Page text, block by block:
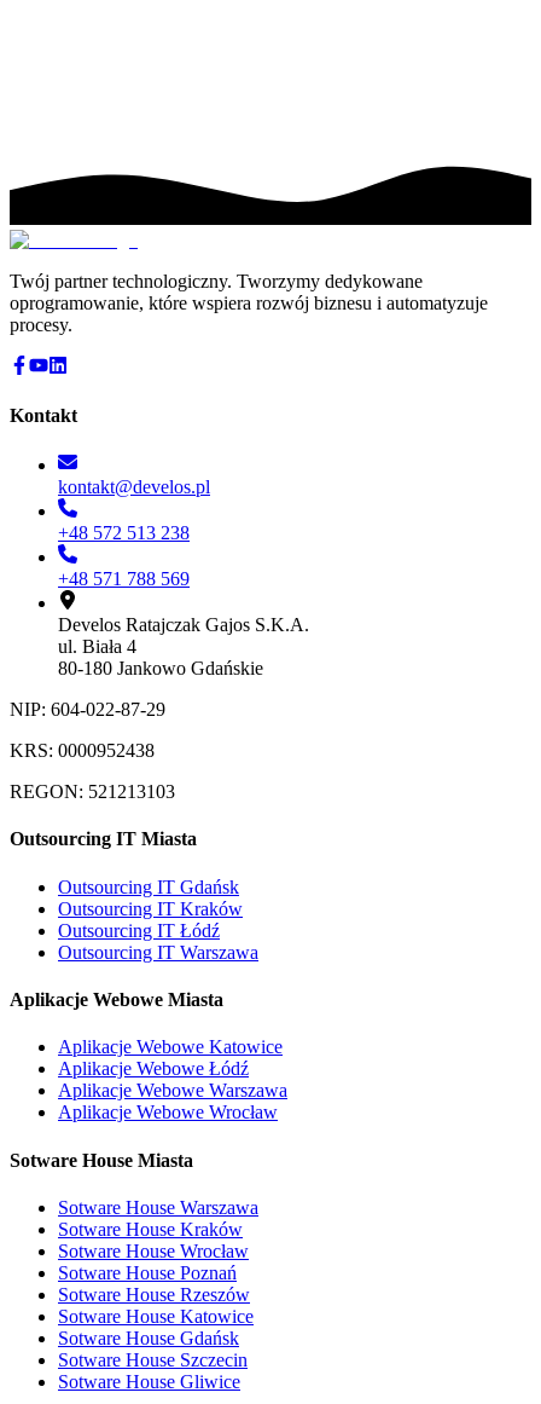
Twój partner technologiczny. Tworzymy dedykowane
oprogramowanie, które wspiera rozwój biznesu i automatyzuje
procesy.
Kontakt
kontakt@develos.pl
+48 572 513 238
+48 571 788 569
Develos Ratajczak Gajos S.K.A.
ul. Biała 4
80-180 Jankowo Gdańskie
NIP: 604-022-87-29
KRS: 0000952438
REGON: 521213103
Outsourcing IT Miasta
Outsourcing IT Gdańsk
Outsourcing IT Kraków
Outsourcing IT Łódź
Outsourcing IT Warszawa
Aplikacje Webowe Miasta
Aplikacje Webowe Katowice
Aplikacje Webowe Łódź
Aplikacje Webowe Warszawa
Aplikacje Webowe Wrocław
Sotware House Miasta
Sotware House Warszawa
Sotware House Kraków
Sotware House Wrocław
Sotware House Poznań
Sotware House Rzeszów
Sotware House Katowice
Sotware House Gdańsk
Sotware House Szczecin
Sotware House Gliwice